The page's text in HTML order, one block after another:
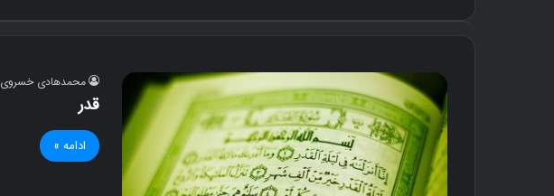
محمدهادی خسروی
قدر
ادامه »